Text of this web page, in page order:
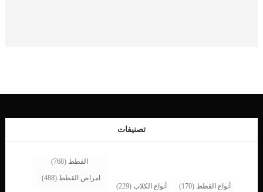
تصنيفات
أنواع القطط (170) أنواع الكلاب (229)
القطط (768)
امراض القطط (488)